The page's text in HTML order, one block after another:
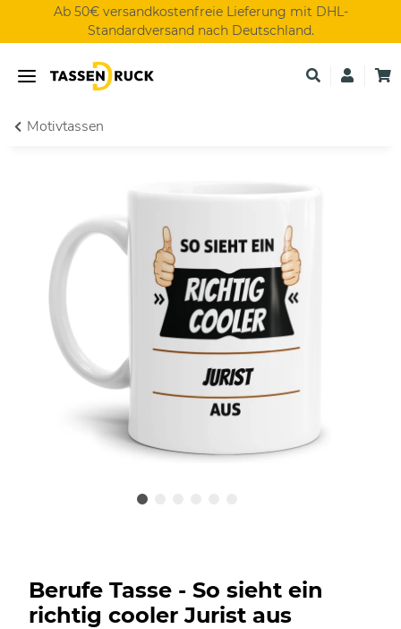
Ab 50€ versandkostenfreie Lieferung mit DHL-
Standardversand nach Deutschland.
Motivtassen
Berufe Tasse - So sieht ein
richtig cooler Jurist aus